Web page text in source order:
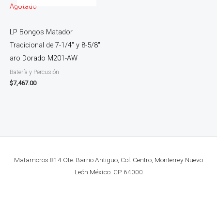
Agotado
LP Bongos Matador
Tradicional de 7-1/4″ y 8-5/8″
aro Dorado M201-AW
Batería y Percusión
$7,467.00
Matamoros 814 Ote. Barrio Antiguo, Col. Centro, Monterrey Nuevo
León México. CP. 64000